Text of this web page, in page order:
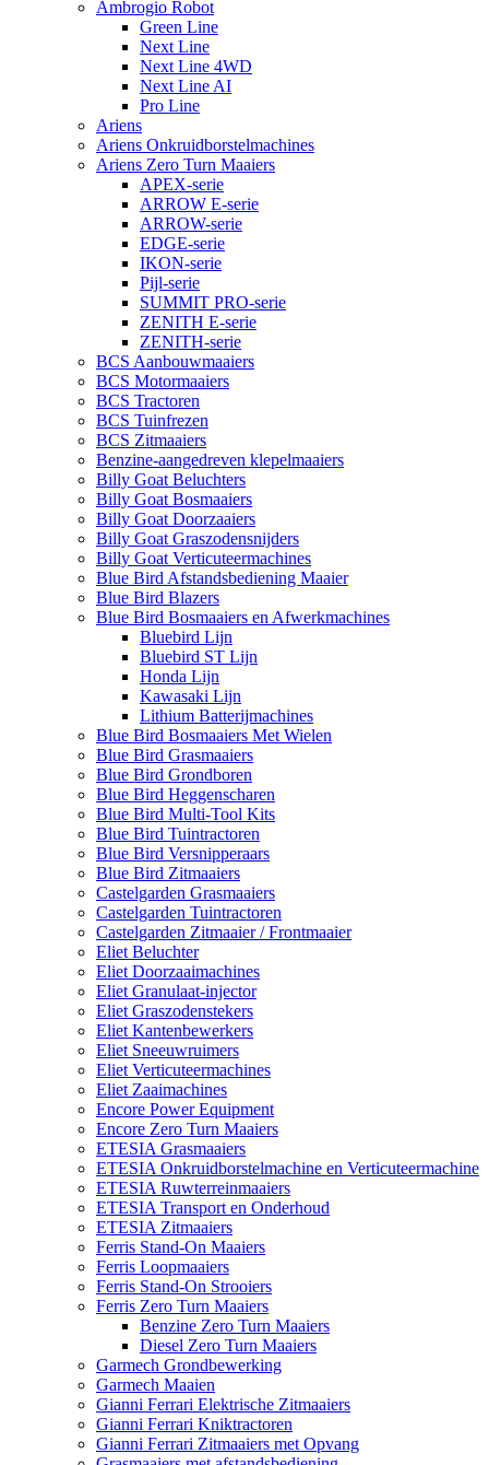
Ambrogio Robot
Green Line
Next Line
Next Line 4WD
Next Line AI
Pro Line
Ariens
Ariens Onkruidborstelmachines
Ariens Zero Turn Maaiers
APEX-serie
ARROW E-serie
ARROW-serie
EDGE-serie
IKON-serie
Pijl-serie
SUMMIT PRO-serie
ZENITH E-serie
ZENITH-serie
BCS Aanbouwmaaiers
BCS Motormaaiers
BCS Tractoren
BCS Tuinfrezen
BCS Zitmaaiers
Benzine-aangedreven klepelmaaiers
Billy Goat Beluchters
Billy Goat Bosmaaiers
Billy Goat Doorzaaiers
Billy Goat Graszodensnijders
Billy Goat Verticuteermachines
Blue Bird Afstandsbediening Maaier
Blue Bird Blazers
Blue Bird Bosmaaiers en Afwerkmachines
Bluebird Lijn
Bluebird ST Lijn
Honda Lijn
Kawasaki Lijn
Lithium Batterijmachines
Blue Bird Bosmaaiers Met Wielen
Blue Bird Grasmaaiers
Blue Bird Grondboren
Blue Bird Heggenscharen
Blue Bird Multi-Tool Kits
Blue Bird Tuintractoren
Blue Bird Versnipperaars
Blue Bird Zitmaaiers
Castelgarden Grasmaaiers
Castelgarden Tuintractoren
Castelgarden Zitmaaier / Frontmaaier
Eliet Beluchter
Eliet Doorzaaimachines
Eliet Granulaat-injector
Eliet Graszodenstekers
Eliet Kantenbewerkers
Eliet Sneeuwruimers
Eliet Verticuteermachines
Eliet Zaaimachines
Encore Power Equipment
Encore Zero Turn Maaiers
ETESIA Grasmaaiers
ETESIA Onkruidborstelmachine en Verticuteermachine
ETESIA Ruwterreinmaaiers
ETESIA Transport en Onderhoud
ETESIA Zitmaaiers
Ferris Stand-On Maaiers
Ferris Loopmaaiers
Ferris Stand-On Strooiers
Ferris Zero Turn Maaiers
Benzine Zero Turn Maaiers
Diesel Zero Turn Maaiers
Garmech Grondbewerking
Garmech Maaien
Gianni Ferrari Elektrische Zitmaaiers
Gianni Ferrari Kniktractoren
Gianni Ferrari Zitmaaiers met Opvang